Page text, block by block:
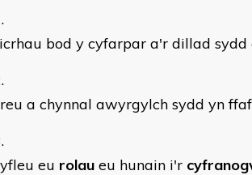
bod y cyfarpar a'r dillad sydd
a chynnal awyrgylch sydd yn
eu rolau eu hunain i'r